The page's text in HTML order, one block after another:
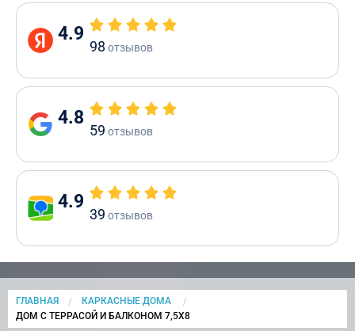
4.9
98 отзывов
4.8
59 отзывов
4.9
39 отзывов
ГЛАВНАЯ
КАРКАСНЫЕ ДОМА
CURRENT:
ДОМ С ТЕРРАСОЙ И БАЛКОНОМ 7,5Х8